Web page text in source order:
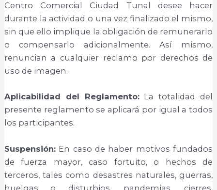
Centro Comercial Ciudad Tunal desee hacer
durante la actividad o una vez finalizado el mismo,
sin que ello implique la obligación de remunerarlo
o compensarlo adicionalmente. Así mismo,
renuncian a cualquier reclamo por derechos de
uso de imagen.
Aplicabilidad del Reglamento:La totalidad del
presente reglamento se aplicará por igual a todos
los participantes.
Suspensión:En caso de haber motivos fundados
de fuerza mayor, caso fortuito, o hechos de
terceros, tales como desastres naturales, guerras,
huelgas o disturbios, pandemias, cierres,